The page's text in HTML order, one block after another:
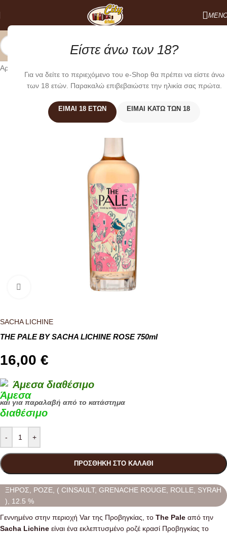
Είστε άνω των 18?
Για να δείτε το περιεχόμενο του e-Shop θα πρέπει να είστε άνω
των 18 ετών. Παρακαλώ επιβεβαιώστε την ηλικία σας πρώτα.
ΕΊΜΑΙ 18 ΕΤΏΝ ΕΊΜΑΙ ΚΆΤΩ ΤΩΝ 18
Αρχική σελίδα
Κλικ για μεγέθυνση
SACHA LICHINE
THE PALE BY SACHA LICHINE ROSE 750ml
16,00 €
Άμεσα διαθέσιμο
και για παραλαβή από το κατάστημα
- +
ΠΡΟΣΘΉΚΗ ΣΤΟ ΚΑΛΆΘΙ
ΞΗΡΟΣ, ΡΟΖΕ, ( CINSAULT, GRENACHE ROUGE, ROLLE, SYRAH
), 12.5 %
Γεννημένο στην περιοχή Var της Προβηγκίας, το The Pale από την
Sacha Lichine είναι ένα εκλεπτυσμένο ροζέ κρασί Προβηγκίας το